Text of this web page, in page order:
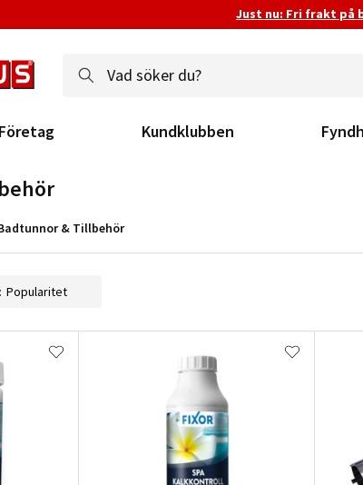
Just nu: Fri frakt på
Företag Kundklubben
& Tillbehör